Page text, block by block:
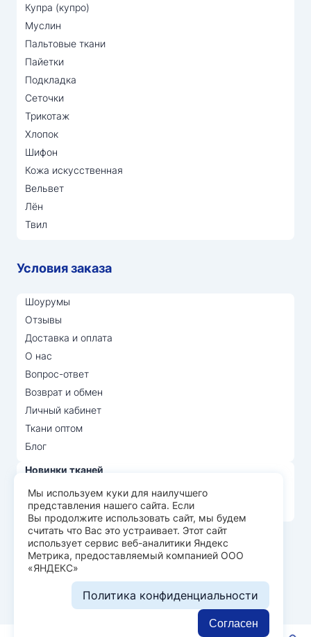
Купра (купро)
Муслин
Пальтовые ткани
Пайетки
Подкладка
Сеточки
Трикотаж
Хлопок
Шифон
Кожа искусственная
Вельвет
Лён
Твил
Условия заказа
Шоурумы
Отзывы
Доставка и оплата
О нас
Вопрос-ответ
Возврат и обмен
Личный кабинет
Ткани оптом
Блог
Новинки тканей
Распродажа тканей
Лидеры продаж
© Арт Текс — продажа тканей оптом, 2026
Пользовательское соглашение
Политика конфиденциальности
Разработка сайта —
Мы используем куки для наилучшего
представления нашего сайта. Если
Вы продолжите использовать сайт, мы будем
считать что Вас это устраивает. Этот сайт
использует сервис веб-аналитики Яндекс
Метрика, предоставляемый компанией ООО
«ЯНДЕКС»
Политика конфиденциальности
Согласен